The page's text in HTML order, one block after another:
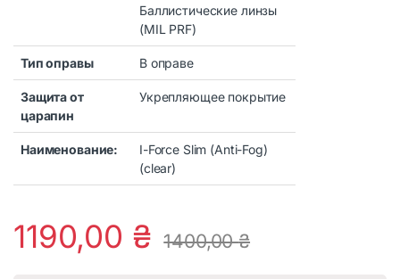
Баллистические линзы
(MIL PRF)
Тип оправы В оправе
Защита от
царапин
Укрепляющее покрытие
Наименование:
I-Force Slim (Anti-Fog)
(clear)
1190,00 ₴ 1400,00₴